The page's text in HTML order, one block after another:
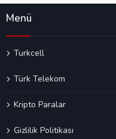
Menü
Turkcell
Türk Telekom
Kripto Paralar
Gizlilik Politikası